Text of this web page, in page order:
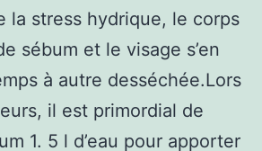
la stress hydrique, le corps
sébum et le visage s’en
à autre desséchée.Lors
il est primordial de
1. 5 l d’eau pour apporter